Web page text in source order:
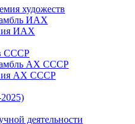
художеств
ИАХ
ИАХ
СССР
АХ СССР
АХ СССР
деятельности